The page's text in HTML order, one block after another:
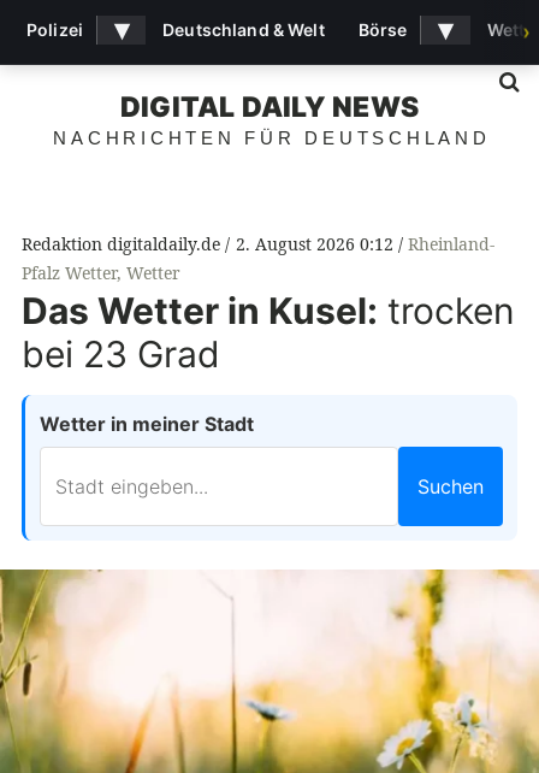
DIGITAL DAILY NEWS
NACHRICHTEN FÜR DEUTSCHLAND
Redaktion digitaldaily.de 2. August 2026 0:12
Rheinland-
Pfalz Wetter, Wetter
Das Wetter in Kusel: trocken
bei 23 Grad
Wetter in meiner Stadt
Suchen
Polizei ▾ Deutschland & Welt Börse ▾ ›